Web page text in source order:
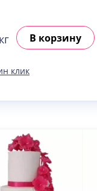
В корзину
клик